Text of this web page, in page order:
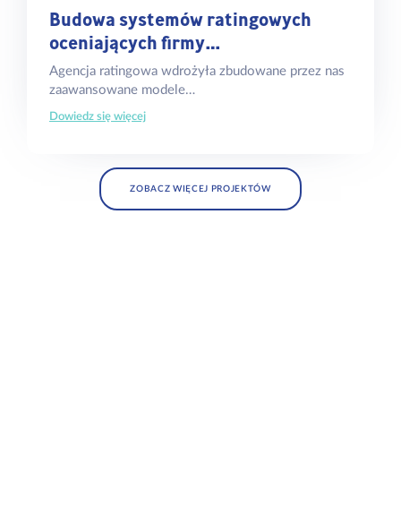
Budowa systemów ratingowych
oceniających firmy…
Agencja ratingowa wdrożyła zbudowane przez nas
zaawansowane modele…
Dowiedz się więcej
ZOBACZ WIĘCEJ PROJEKTÓW